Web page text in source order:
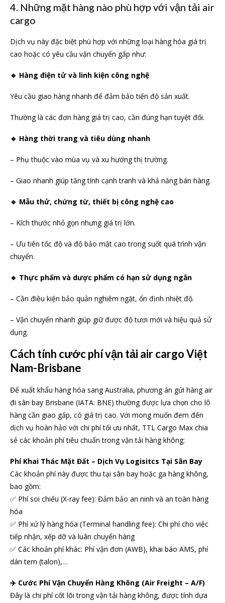
4. Những mặt hàng nào phù hợp với vận tải air
cargo
Dịch vụ này đặc biệt phù hợp với những loại hàng hóa giá trị
cao hoặc có yêu cầu vận chuyển gấp như:
🔹 Hàng điện tử và linh kiện công nghệ
Yêu cầu giao hàng nhanh để đảm bảo tiến độ sản xuất.
Thường là các đơn hàng giá trị cao, cần đúng hạn tuyệt đối.
🔹 Hàng thời trang và tiêu dùng nhanh
– Phụ thuộc vào mùa vụ và xu hướng thị trường.
– Giao nhanh giúp tăng tính cạnh tranh và khả năng bán hàng.
🔹 Mẫu thử, chứng từ, thiết bị công nghệ cao
– Kích thước nhỏ gọn nhưng giá trị lớn.
– Ưu tiên tốc độ và độ bảo mật cao trong suốt quá trình vận
chuyển.
🔹 Thực phẩm và dược phẩm có hạn sử dụng ngắn
– Cần điều kiện bảo quản nghiêm ngặt, ổn định nhiệt độ.
– Vận chuyển nhanh giúp giữ được độ tươi mới và hiệu quả sử
dụng.
Cách tính cước phí vận tải air cargoViệt
Nam-Brisbane
Để xuất khẩu hàng hóa sang Australia, phương án gửi hàng air
đi sân bay Brisbane (IATA: BNE) thường được lựa chọn cho lô
hàng cần giao gấp, có giá trị cao. Với mong muốn đem đến
dịch vụ hoàn hảo với chi phí tối ưu nhất, TTL Cargo Max chia
sẻ các khoản phí tiêu chuẩn trong vận tải hàng không:
Phí Khai Thác Mặt Đất – Dịch Vụ Logisitcs Tại Sân Bay
Các khoản phí này được thu tại sân bay hoặc ga hàng không,
bao gồm:
✅ Phí soi chiếu (X-ray fee): Đảm bảo an ninh và an toàn hàng
hóa
✅ Phí xử lý hàng hóa (Terminal handling fee): Chi phí cho việc
tiếp nhận, xếp dỡ và luân chuyển hàng
✅ Các khoản phí khác: Phí vận đơn (AWB), khai báo AMS, phí
dán tem (talon),…
✈️ Cước Phí Vận Chuyển Hàng Không (Air Freight – A/F)
Đây là chi phí cốt lõi trong vận tải hàng không, được tính dựa